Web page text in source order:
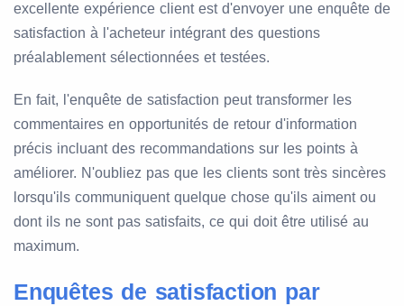
excellente expérience client est d'envoyer une enquête de
satisfaction à l'acheteur intégrant des questions
préalablement sélectionnées et testées.
En fait, l'enquête de satisfaction peut transformer les
commentaires en opportunités de retour d'information
précis incluant des recommandations sur les points à
améliorer. N'oubliez pas que les clients sont très sincères
lorsqu'ils communiquent quelque chose qu'ils aiment ou
dont ils ne sont pas satisfaits, ce qui doit être utilisé au
maximum.
Enquêtes de satisfaction par